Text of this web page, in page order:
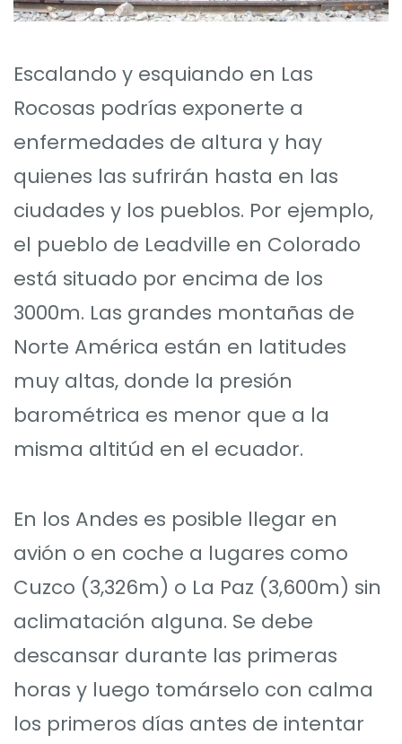
Escalando y esquiando en Las
Rocosas podrías exponerte a
enfermedades de altura y hay
quienes las sufrirán hasta en las
ciudades y los pueblos. Por ejemplo,
el pueblo de Leadville en Colorado
está situado por encima de los
3000m. Las grandes montañas de
Norte América están en latitudes
muy altas, donde la presión
barométrica es menor que a la
misma altitúd en el ecuador.
En los Andes es posible llegar en
avión o en coche a lugares como
Cuzco (3,326m) o La Paz (3,600m) sin
aclimatación alguna. Se debe
descansar durante las primeras
horas y luego tomárselo con calma
los primeros días antes de intentar